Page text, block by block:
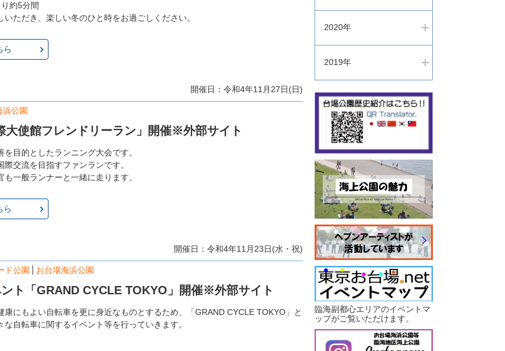
約5分間
いただき、楽しい冬のひと時をお過ごしください。
ら
開催日：令和4年11月27日(日)
浜公園
大使館フレンドリーラン」開催※外部サイト
を目的としたランニング大会です。
際交流を目指すファンランです。
一般ランナーと一緒に走ります。
ら
開催日：令和4年11月23日(水・祝)
ド公園 お台場海浜公園
ト「GRAND CYCLE TOKYO」開催※外部サイト
康にもよい自転車を更に身近なものとするため、「GRAND CYCLE TOKYO」と
な自転車に関するイベント等を行っていきます。
2020年
2019年
臨海副都心エリアのイベントマ
ップがご覧いただけます。